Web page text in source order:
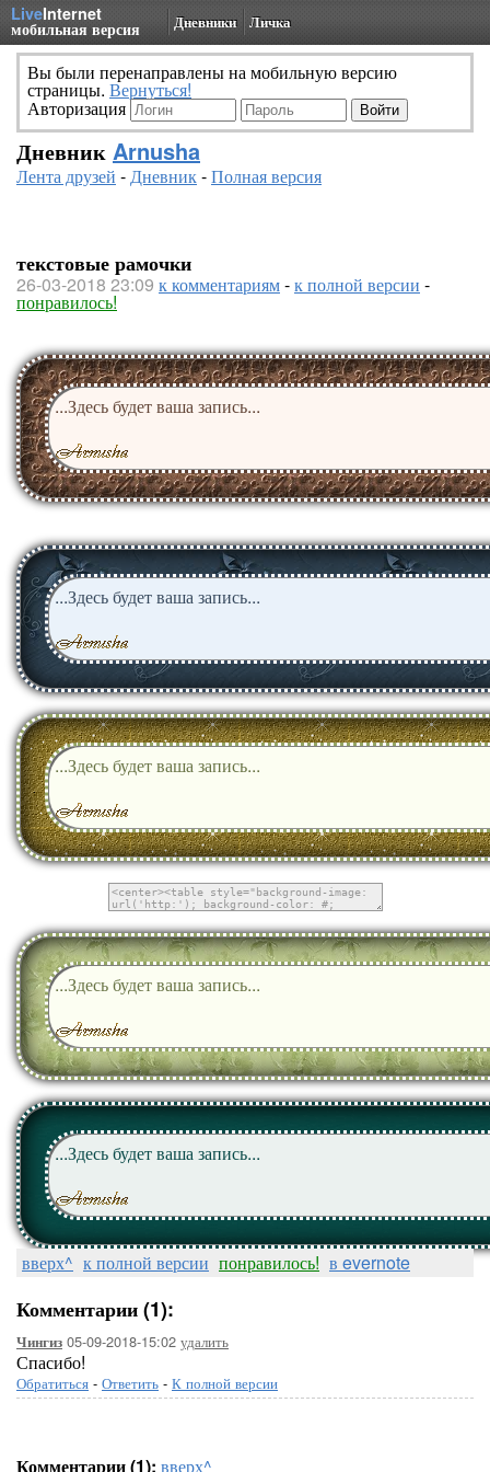
LiveInternet
мобильная версия Дневники Личка
Вы были перенаправлены на мобильную версию
страницы. Вернуться!
Авторизация
Дневник Arnusha
Лента друзей -Дневник-Полная версия
текстовые рамочки
26-03-2018 23:09 к комментариям-к полной версии -
понравилось!
...Здесь будет ваша запись...
...Здесь будет ваша запись...
...Здесь будет ваша запись...
...Здесь будет ваша запись...
...Здесь будет ваша запись...
вверх^ к полной версии понравилось! в evernote
Комментарии (1):
Чингиз 05-09-2018-15:02 удалить
Спасибо!
Обратиться - Ответить - К полной версии
Комментарии (1): вверх^